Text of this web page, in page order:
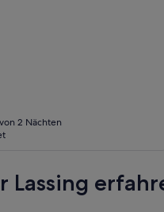
2 Nächten
Lassing